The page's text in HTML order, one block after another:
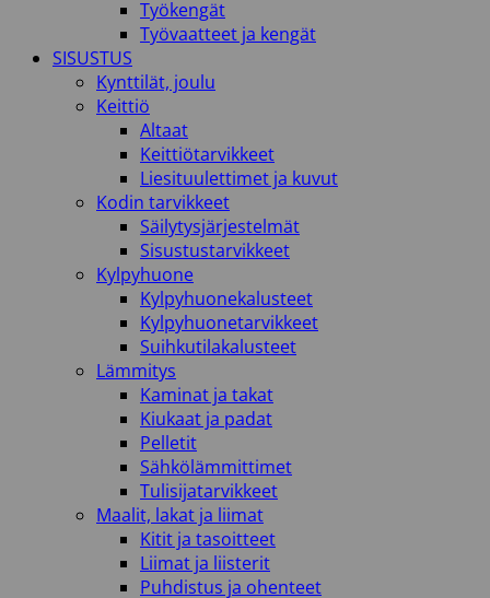
Työkengät
Työvaatteet ja kengät
SISUSTUS
Kynttilät, joulu
Keittiö
Altaat
Keittiötarvikkeet
Liesituulettimet ja kuvut
Kodin tarvikkeet
Säilytysjärjestelmät
Sisustustarvikkeet
Kylpyhuone
Kylpyhuonekalusteet
Kylpyhuonetarvikkeet
Suihkutilakalusteet
Lämmitys
Kaminat ja takat
Kiukaat ja padat
Pelletit
Sähkölämmittimet
Tulisijatarvikkeet
Maalit, lakat ja liimat
Kitit ja tasoitteet
Liimat ja liisterit
Puhdistus ja ohenteet